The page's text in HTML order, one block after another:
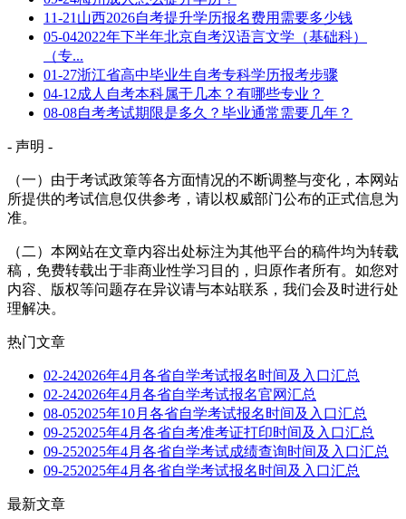
11-21 山西2026自考提升学历报名费用需要多少钱
05-042022年下半年北京自考汉语言文学（基础科）
（专...
01-27浙江省高中毕业生自考专科学历报考步骤
04-12成人自考本科属于几本？有哪些专业？
08-08自考考试期限是多久？毕业通常需要几年？
- 声明 -
（一）由于考试政策等各方面情况的不断调整与变化，本网站
所提供的考试信息仅供参考，请以权威部门公布的正式信息为
准。
（二）本网站在文章内容出处标注为其他平台的稿件均为转载
稿，免费转载出于非商业性学习目的，归原作者所有。如您对
内容、版权等问题存在异议请与本站联系，我们会及时进行处
理解决。
热门文章
02-242026年4月各省自学考试报名时间及入口汇总
02-242026年4月各省自学考试报名官网汇总
08-052025年10月各省自学考试报名时间及入口汇总
09-252025年4月各省自考准考证打印时间及入口汇总
09-252025年4月各省自学考试成绩查询时间及入口汇总
09-252025年4月各省自学考试报名时间及入口汇总
最新文章